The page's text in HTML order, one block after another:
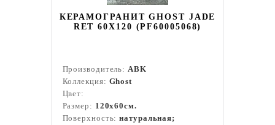
КЕРАМОГРАНИТ GHOST JADE
RET 60X120 (PF60005068)
Производитель:ABK
Коллекция: Ghost
Цвет:
Размер: 120x60см.
Поверхность:натуральная;